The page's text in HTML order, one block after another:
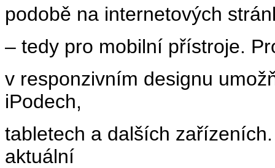
podobě na internetových
– tedy pro mobilní přístroje.
v responzivním designu
iPodech,
tabletech a dalších
aktuální